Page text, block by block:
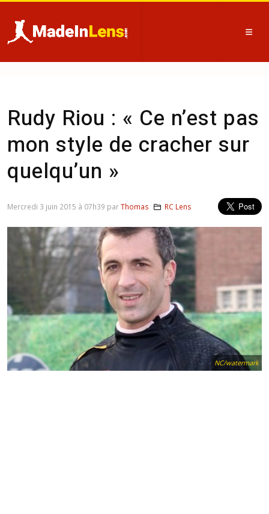
Rudy Riou : « Ce n’est pas
mon style de cracher sur
quelqu’un »
NC/watermark
Mercredi 3 juin 2015 à 07h39 parThomas RC Lens